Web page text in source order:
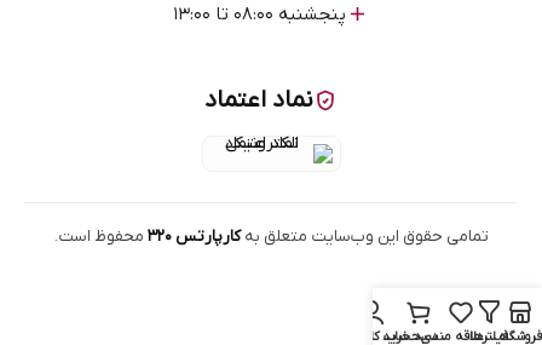
پنجشنبه ۰۸:۰۰ تا ۱۳:۰۰
نماد اعتماد
تمامی حقوق این وب‌سایت متعلق بهکارپارتس ۳۲۰ محفوظ است.
فروشگاهفیلترهاعلاقه مندیسبد خرید
حساب کاربری من